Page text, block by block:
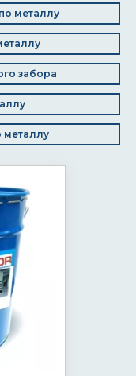
металлу
забора
металлу